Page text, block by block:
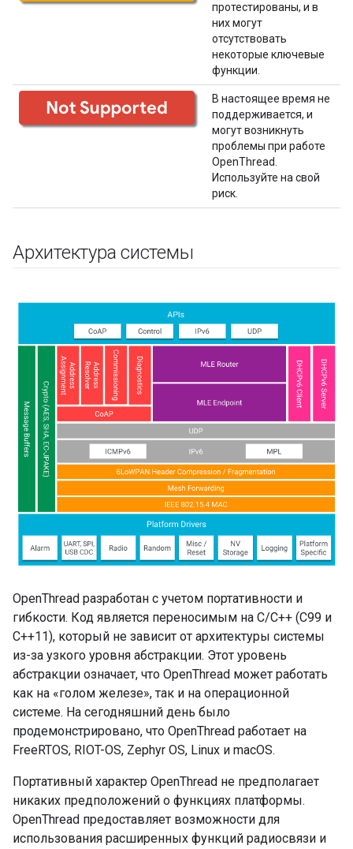
протестированы, и в
них могут
отсутствовать
некоторые ключевые
функции.
В настоящее время не
поддерживается, и
могут возникнуть
проблемы при работе
OpenThread.
Используйте на свой
риск.
Архитектура системы
OpenThread разработан с учетом портативности и
гибкости. Код является переносимым на C/C++ (C99 и
C++11), который не зависит от архитектуры системы
из-за узкого уровня абстракции. Этот уровень
абстракции означает, что OpenThread может работать
как на «голом железе», так и на операционной
системе. На сегодняшний день было
продемонстрировано, что OpenThread работает на
FreeRTOS, RIOT-OS, Zephyr OS, Linux и macOS.
Портативный характер OpenThread не предполагает
никаких предположений о функциях платформы.
OpenThread предоставляет возможности для
использования расширенных функций радиосвязи и